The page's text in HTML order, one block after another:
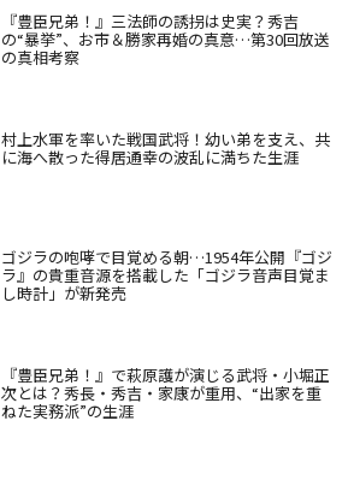
『豊臣兄弟！』三法師の誘拐は史実？秀吉
の“暴挙”、お市＆勝家再婚の真意…第30回放送
の真相考察
村上水軍を率いた戦国武将！幼い弟を支え、共
に海へ散った得居通幸の波乱に満ちた生涯
ゴジラの咆哮で目覚める朝…1954年公開『ゴジ
ラ』の貴重音源を搭載した「ゴジラ音声目覚ま
し時計」が新発売
『豊臣兄弟！』で萩原護が演じる武将・小堀正
次とは？秀長・秀吉・家康が重用、“出家を重
ねた実務派”の生涯